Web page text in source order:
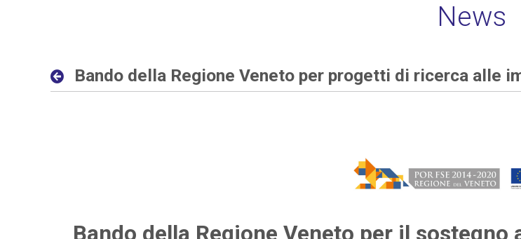
News
Bando della Regione Veneto per progetti di ricerca alle